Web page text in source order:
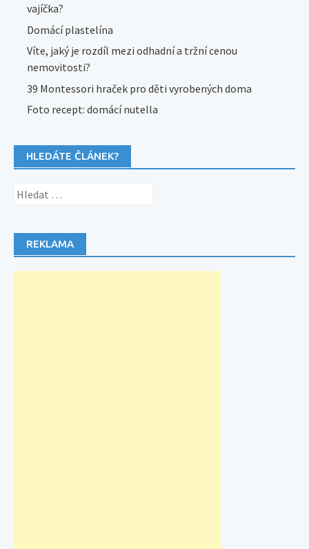
vajíčka?
Domácí plastelína
Víte, jaký je rozdíl mezi odhadní a tržní cenou
nemovitosti?
39 Montessori hraček pro děti vyrobených doma
Foto recept: domácí nutella
HLEDÁTE ČLÁNEK?
Vyhledávání
REKLAMA